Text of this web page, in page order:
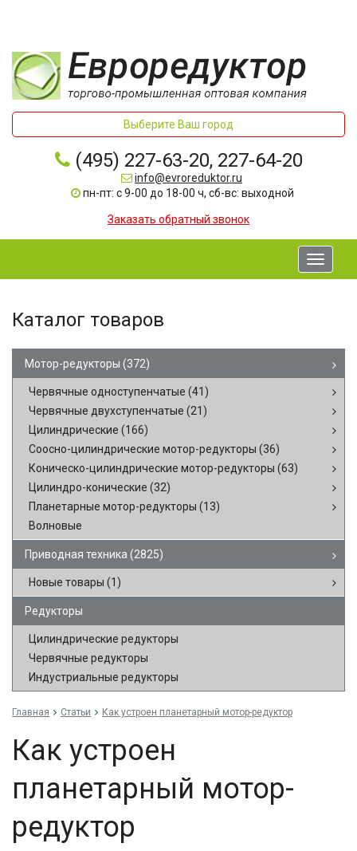
Выберите Ваш город
(495) 227-63-20, 227-64-20
info@evroreduktor.ru
пн-пт: с 9-00 до 18-00 ч, сб-вс: выходной
Заказать обратный звонок
Toggle
Каталог товаров
Мотор-редукторы (372)
Червячные одноступенчатые (41)
Червячные двухступенчатые (21)
Цилиндрические (166)
Соосно-цилиндрические мотор-редукторы (36)
Коническо-цилиндрические мотор-редукторы (63)
Цилиндро-конические (32)
Планетарные мотор-редукторы (13)
Волновые
Приводная техника (2825)
Новые товары (1)
Редукторы
Цилиндрические редукторы
Червячные редукторы
Индустриальные редукторы
Главная Статьи Как устроен планетарный мотор-редуктор
Как устроен
планетарный мотор-
редуктор